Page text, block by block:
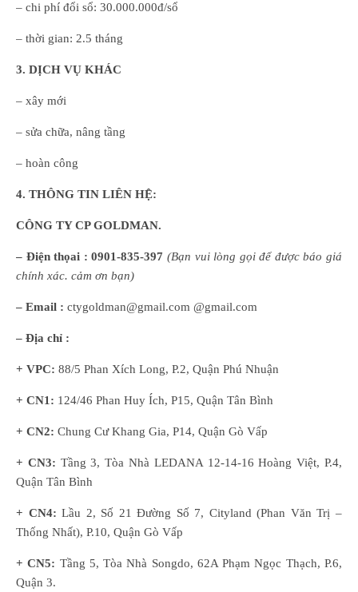
– chi phí đổi sổ: 30.000.000đ/sổ
– thời gian: 2.5 tháng
3. DỊCH VỤ KHÁC
– xây mới
– sửa chữa, nâng tầng
– hoàn công
4. THÔNG TIN LIÊN HỆ:
CÔNG TY CP GOLDMAN.
– Điện thọai : 0901-835-397 (Bạn vui lòng gọi để được báo giá
chính xác. cảm ơn bạn)
– Email : ctygoldman@gmail.com @gmail.com
– Địa chỉ :
+ VPC: 88/5 Phan Xích Long, P.2, Quận Phú Nhuận
+ CN1: 124/46 Phan Huy Ích, P15, Quận Tân Bình
+ CN2: Chung Cư Khang Gia, P14, Quận Gò Vấp
+ CN3: Tầng 3, Tòa Nhà LEDANA 12-14-16 Hoàng Việt, P.4,
Quận Tân Bình
+ CN4:Lầu 2, Số 21 Đường Số 7, Cityland (Phan Văn Trị –
Thống Nhất), P.10, Quận Gò Vấp
+ CN5: Tầng 5, Tòa Nhà Songdo, 62A Phạm Ngọc Thạch, P.6,
Quận 3.